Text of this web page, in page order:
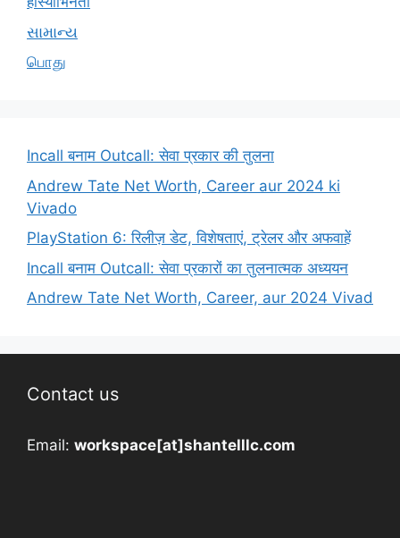
સામાન્ય
பொது
Incall बनाम Outcall: सेवा प्रकार की तुलना
Andrew Tate Net Worth, Career aur 2024 ki
Vivado
PlayStation 6: रिलीज़ डेट, विशेषताएं, ट्रेलर और अफवाहें
Incall बनाम Outcall: सेवा प्रकारों का तुलनात्मक अध्ययन
Andrew Tate Net Worth, Career, aur 2024 Vivad
Contact us
Email: workspace[at]shantelllc.com